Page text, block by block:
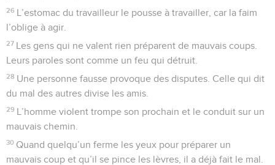
26 L’estomac du travailleur le pousse à travailler, car la faim
l’oblige à agir.
27 Les gens qui ne valent rien préparent de mauvais coups.
Leurs paroles sont comme un feu qui détruit.
28 Une personne fausse provoque des disputes. Celle qui dit
du mal des autres divise les amis.
29 L’homme violent trompe son prochain et le conduit sur un
mauvais chemin.
30 Quand quelqu’un ferme les yeux pour préparer un
mauvais coup et qu’il se pince les lèvres, il a déjà fait le mal.